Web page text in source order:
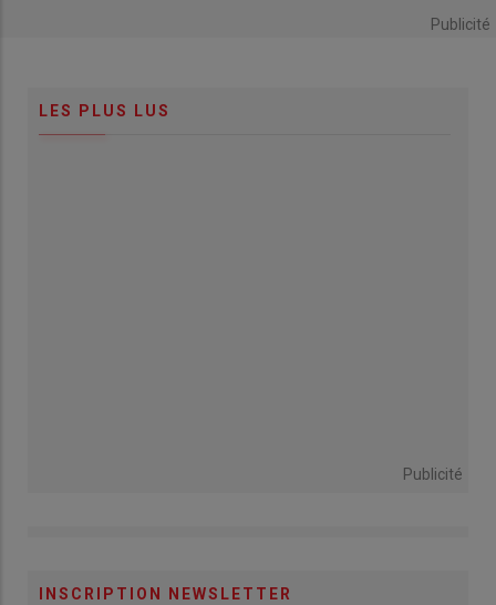
Publicité
LES PLUS LUS
Publicité
INSCRIPTION NEWSLETTER